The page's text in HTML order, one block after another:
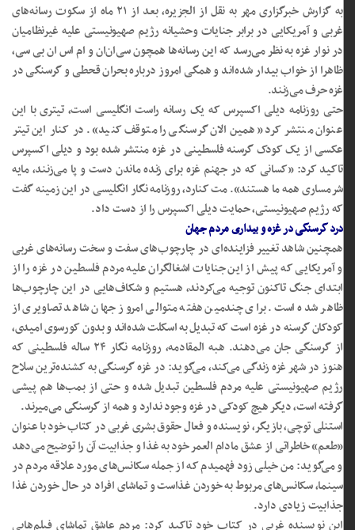
به گزارش خبرگزاری مهر به نقل از الجزیره، بعد از ۲۱ ماه از سکوت رسانه‌های
غربی و آمریکایی در برابر جنایات وحشیانه رژیم صهیونیستی علیه غیرنظامیان
در نوار غزه به نظر می‌رسد که این رسانه‌ها همچون سی‌ان‌ان و ام اس ان بی سی،
ظاهرا از خواب بیدار شده‌اند و همگی امروز درباره بحران قحطی و گرسنگی در
غزه حرف می‌زنند.
حتی روزنامه دیلی اکسپرس که یک رسانه راست انگلیسی است، تیتری با این
عنوان منتشر کرد «همین الان گرسنگی را متوقف کنید». در کنار این تیتر
عکسی از یک کودک گرسنه فلسطینی در غزه منتشر شده بود و دیلی اکسپرس
تاکید کرد: «کسانی که در جهنم غزه برای زنده ماندن دست و پا می‌زنند، مایه
شرمساری همه ما هستند». مت کنارد، روزنامه نگار انگلیسی در این زمینه گفت
که رژیم صهیونیستی، حمایت دیلی اکسپرس را از دست داد.
درد گرسنگی در غزه و بیداری مردم جهان
همچنین شاهد تغییر فزاینده‌ای در چارچوب‌های سفت و سخت رسانه‌های غربی
و آمریکایی که پیش از این جنایات اشغالگران علیه مردم فلسطین در غزه را از
ابتدای جنگ تاکنون توجیه می‌کردند، هستیم و شکاف‌هایی در این چارچوب‌ها
ظاهر شده است. برای چندمین هفته متوالی امروز جهان شاهد تصاویری از
کودکان گرسنه در غزه است که تبدیل به اسکلت شده‌اند و بدون کورسوی امیدی،
از گرسنگی جان می‌دهند. هبه المقادمه، روزنامه نگار ۲۴ ساله فلسطینی که
هنوز در شهر غزه زندگی می‌کند، می‌گوید: در غزه گرسنگی به کشنده‌ترین سلاح
رژیم صهیونیستی علیه مردم فلسطین تبدیل شده و حتی از بمب‌ها هم پیشی
گرفته است، دیگر هیچ کودکی در غزه وجود ندارد و همه از گرسنگی می‌میرند.
استنلی توچی، بازیگر، نویسنده و فعال حقوق بشری غربی در کتاب خود با عنوان
«طعم» خاطراتی از عشق مادام العمر خود به غذا و جذابیت آن را توضیح می‌دهد
و می‌گوید: من خیلی زود فهمیدم که از جمله سکانس‌های مورد علاقه مردم در
سینما، سکانس‌های مربوط به خوردن غذاست و تماشای افراد در حال خوردن غذا
جذابیت زیادی دارد.
این نویسنده غربی در کتاب خود تاکید کرد: مردم عاشق تماشای فیلم‌هایی